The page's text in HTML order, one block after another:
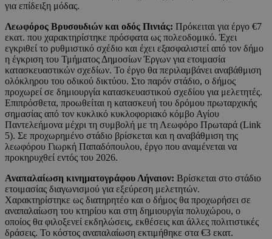
για επίδειξη μόδας.
Λεωφόρος Βρυσουδιών και οδός Πινιάς: Πρόκειται για έργο €7
εκατ. που χαρακτηρίστηκε πρόσφατα ως πολεοδομικό. Έχει
εγκριθεί το ρυθμιστικό σχέδιο και έχει εξασφαλιστεί από τον δήμο
η έγκριση του Τμήματος Δημοσίων Έργων για ετοιμασία
κατασκευαστικών σχεδίων. Το έργο θα περιλαμβάνει αναβάθμιση
ολόκληρου του οδικού δικτύου. Στο παρόν στάδιο, ο δήμος
προχωρεί σε δημιουργία κατασκευαστικού σχεδίου για μελετητές.
Επιπρόσθετα, προωθείται η κατασκευή του δρόμου πρωταρχικής
σημασίας από τον κυκλικό κυκλοφοριακό κόμβο Αγίου
Παντελεήμονα μέχρι τη συμβολή με τη Λεωφόρο Πρωταρά (Link
5). Σε προχωρημένο στάδιο βρίσκεται και η αναβάθμιση της
λεωφόρου Γιωρκή Παπαδόπουλου, έργο που αναμένεται να
προκηρυχθεί εντός του 2026.
Αναπαλαίωση κινηματογράφου Λήναιον: Βρίσκεται στο στάδιο
ετοιμασίας διαγωνισμού για εξεύρεση μελετητών.
Χαρακτηρίστηκε ως διατηρητέο και ο δήμος θα προχωρήσει σε
αναπαλαίωση του κτηρίου και στη δημιουργία πολυχώρου, ο
οποίος θα φιλοξενεί εκδηλώσεις, εκθέσεις και άλλες πολιτιστικές
δράσεις. Το κόστος αναπαλαίωση εκτιμήθηκε στα €3 εκατ.